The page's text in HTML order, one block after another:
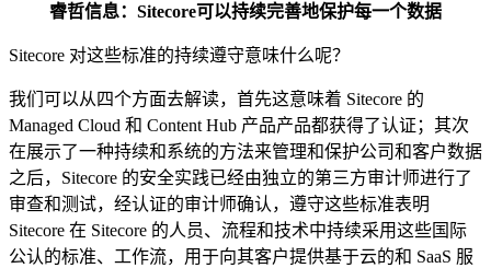
睿哲信息： Sitecore可以持续完善地保护每一个数据
Sitecore 对这些标准的持续遵守意味什么呢？
我们可以从四个方面去解读，首先这意味着 Sitecore 的
Managed Cloud 和 Content Hub 产品产品都获得了认证；其次
在展示了一种持续和系统的方法来管理和保护公司和客户数据
之后，Sitecore 的安全实践已经由独立的第三方审计师进行了
审查和测试，经认证的审计师确认，遵守这些标准表明
Sitecore 在 Sitecore 的人员、流程和技术中持续采用这些国际
公认的标准、工作流，用于向其客户提供基于云的和 SaaS 服